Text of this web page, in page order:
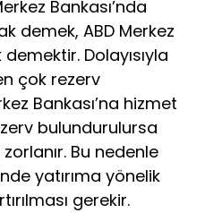
Bankası’nda
demek, ABD Merkez
Dolayısıyla
çok rezerv
Bankası’na hizmet
bulundurulursa
Bu nedenle
yatırıma yönelik
gerekir.